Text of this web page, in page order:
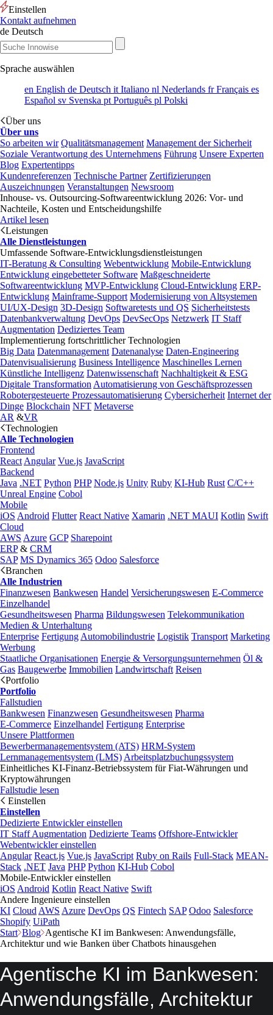
Einstellen
Kontakt aufnehmen
de Deutsch
Sprache auswählen
en English de Deutsch it Italiano nl Nederlands frFrançais es
Español sv Svenska pt Português pl Polski
Über uns
Über uns
So arbeiten wir Qualitätsmanagement Management der Sicherheit
Soziale Verantwortung des Unternehmens Führung Unsere Experten
Blog Expertentipps
Kundenreferenzen Technische Partner Zertifizierungen
Auszeichnungen Veranstaltungen Newsroom
Inhouse- vs. Outsourcing-Softwareentwicklung 2026: Vor- und
Nachteile, Kosten und Entscheidungshilfe
Artikel lesen
Leistungen
Alle Dienstleistungen
Umfassende Software-Entwicklungsdienstleistungen
IT-Beratung & Consulting Webentwicklung Mobile-Entwicklung
Entwicklung eingebetteter Software Maßgeschneiderte
Softwareentwicklung MVP-Entwicklung Cloud-Entwicklung ERP-
Entwicklung Mainframe-Support Modernisierung von Altsystemen
UI/UX-Design 3D-Design Softwaretests und QS Sicherheitstests
Datenbankverwaltung DevOps DevSecOps Netzwerk IT Staff
Augmentation Dediziertes Team
Implementierung fortschrittlicher Technologien
Big Data Datenmanagement Datenanalyse Daten-Engineering
Datenvisualisierung Business Intelligence Maschinelles Lernen
Künstliche Intelligenz Datenwissenschaft Nachhaltigkeit & ESG
Digitale Transformation Automatisierung von Geschäftsprozessen
Robotergesteuerte Prozessautomatisierung Cybersicherheit Internet der
Dinge Blockchain NFT Metaverse
AR &VR
Technologien
Alle Technologien
Frontend
React Angular Vue.js JavaScript
Backend
Java .NET Python PHP Node.js Unity Ruby KI-Hub Rust C/C++
Unreal Engine Cobol
Mobile
iOS Android Flutter React Native Xamarin .NET MAUI Kotlin Swift
Cloud
AWS Azure GCP Sharepoint
ERP& CRM
SAP MS Dynamics 365 Odoo Salesforce
Branchen
Alle Industrien
Finanzwesen Bankwesen Handel Versicherungswesen E-Commerce
Einzelhandel
Gesundheitswesen Pharma Bildungswesen Telekommunikation
Medien & Unterhaltung
Enterprise Fertigung Automobilindustrie Logistik Transport Marketing
Werbung
Staatliche Organisationen Energie & Versorgungsunternehmen Öl &
Gas Baugewerbe Immobilien Landwirtschaft Reisen
Portfolio
Portfolio
Fallstudien
Bankwesen Finanzwesen Gesundheitswesen Pharma
E-Commerce Einzelhandel Fertigung Enterprise
Unsere Plattformen
Bewerbermanagementsystem (ATS) HRM-System
Lernmanagementsystem (LMS) Arbeitsplatzbuchungssystem
Einheitliches KI-Finanz-Betriebssystem für Fiat-Währungen und
Kryptowährungen
Fallstudie lesen
Einstellen
Einstellen
Dedizierte Entwickler einstellen
IT Staff Augmentation Dedizierte Teams Offshore-Entwickler
Webentwickler einstellen
Angular React.js Vue.js JavaScript Ruby on Rails Full-Stack MEAN-
Stack .NET Java PHP Python KI-Hub Cobol
Mobile-Entwickler einstellen
iOS Android Kotlin React Native Swift
Andere Ingenieure einstellen
KI Cloud AWS Azure DevOps QS Fintech SAP Odoo Salesforce
Shopify UiPath
Start Blog Agentische KI im Bankwesen: Anwendungsfälle,
Architektur und wie Banken über Chatbots hinausgehen
Agentische KI im Bankwesen:
Anwendungsfälle, Architektur